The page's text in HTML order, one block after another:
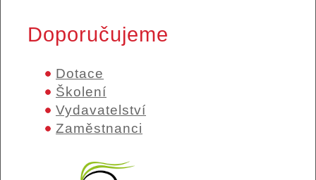
Doporučujeme
Dotace
Školení
Vydavatelství
Zaměstnanci